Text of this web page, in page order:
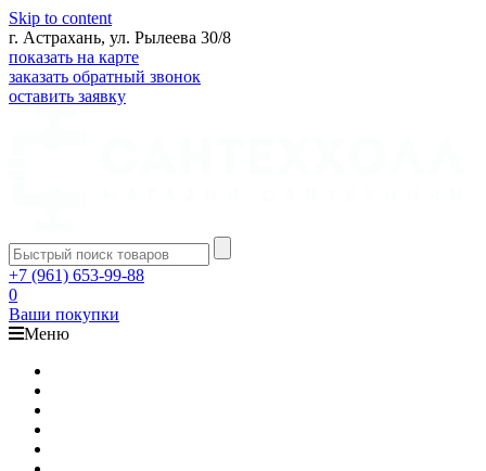
Skip to content
г. Астрахань, ул. Рылеева 30/8
показать на карте
заказать обратный звонок
оставить заявку
+7 (961) 653-99-88
0
Ваши покупки
Меню